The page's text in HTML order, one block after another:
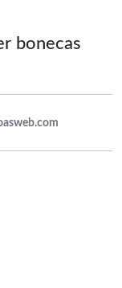
bonecas